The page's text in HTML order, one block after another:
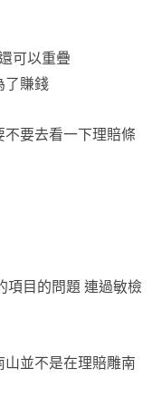
可以重疊
了賺錢
要去看一下理賠條
項目的問題 連過敏檢
並不是在理賠雕南